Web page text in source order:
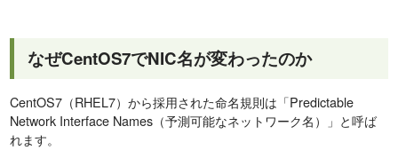
なぜCentOS7でNIC名が変わったのか
CentOS7（RHEL7）から採用された命名規則は「Predictable
Network Interface Names（予測可能なネットワーク名）」と呼ば
れます。